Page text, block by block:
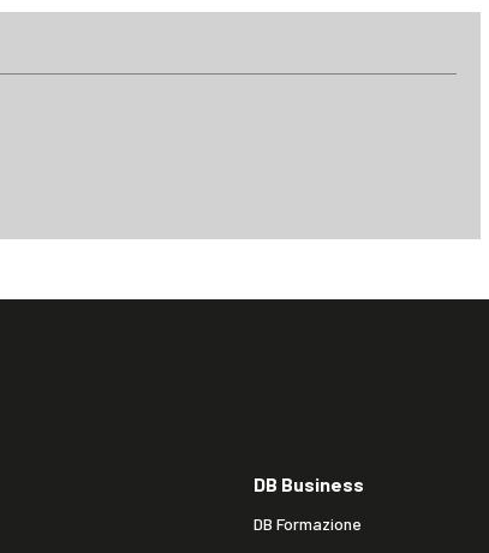
DB Business
DB Formazione